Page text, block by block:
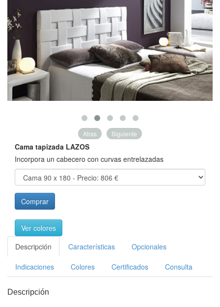
Atras Siguiente
Cama tapizada LAZOS
Incorpora un cabecero con curvas entrelazadas
Comprar
Ver colores
Descripción
Características Opcionales
Indicaciones Colores Certificados Consulta
Descripción